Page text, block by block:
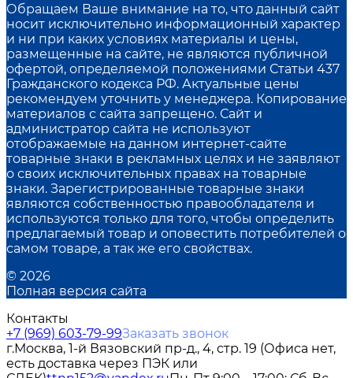
Обращаем Ваше внимание на то, что данный сайт
носит исключительно информационный характер
и ни при каких условиях материалы и цены,
размещенные на сайте, не являются публичной
офертой, определяемой положениями Статьи 437
Гражданского кодекса РФ. Актуальные цены
рекомендуем уточнить у менеджера. Копирование
материалов с сайта запрещено. Сайт и
администратор сайта не используют
отображаемые на данном интернет-сайте
товарные знаки в рекламных целях и не заявляют
о своих исключительных правах на товарные
знаки. Зарегистрированные товарные знаки
являются собственностью правообладателя и
используются только для того, чтобы определить
предлагаемый товар и оповестить потребителей о
самом товаре, а так же его свойствах.
© 2026
Полная версия сайта
Контакты
+7 (969) 603-79-99Заказать звонок
г.Москва, 1-й Вязовский пр-д., 4, стр. 19 (Офиса нет,
есть доставка через ПЭК или